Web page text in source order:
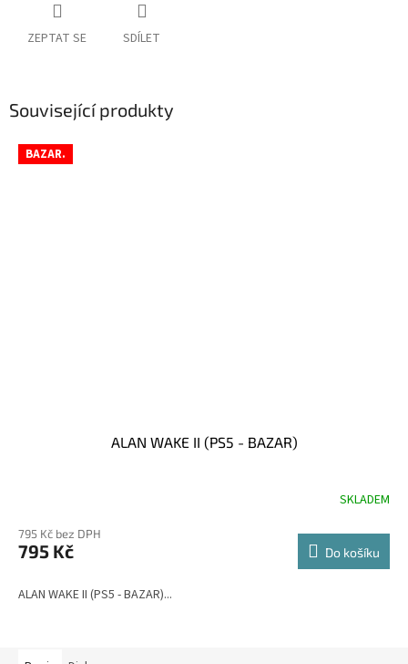
ZEPTAT SE SDÍLET
Související produkty
BAZAR.
ALAN WAKE II (PS5 - BAZAR)
SKLADEM
795 Kč bez DPH
795 Kč Do košíku
ALAN WAKE II (PS5 - BAZAR)...